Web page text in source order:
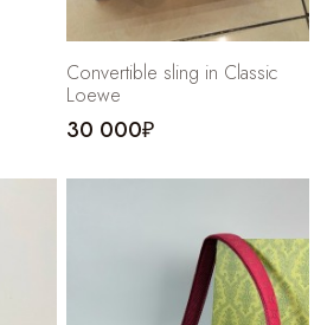
Convertible sling in Classic
Loewe
30 000₽